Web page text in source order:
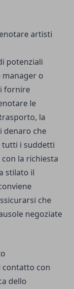
artisti
potenziali
o
fornire
le
la
denaro che
tutti i suddetti
la richiesta
stilato il
che
negoziate
contatto con
dello